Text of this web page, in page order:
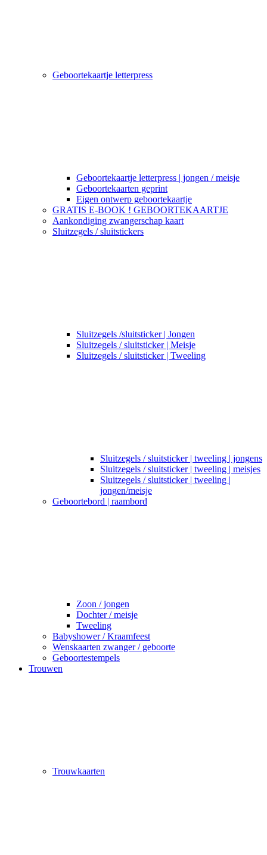
Geboortekaartje letterpress
Geboortekaartje letterpress | jongen / meisje
Geboortekaarten geprint
Eigen ontwerp geboortekaartje
GRATIS E-BOOK ! GEBOORTEKAARTJE
Aankondiging zwangerschap kaart
Sluitzegels / sluitstickers
Sluitzegels /sluitsticker | Jongen
Sluitzegels / sluitsticker | Meisje
Sluitzegels / sluitsticker | Tweeling
Sluitzegels / sluitsticker | tweeling | jongens
Sluitzegels / sluitsticker | tweeling | meisjes
Sluitzegels / sluitsticker | tweeling |
jongen/meisje
Geboortebord | raambord
Zoon / jongen
Dochter / meisje
Tweeling
Babyshower / Kraamfeest
Wenskaarten zwanger / geboorte
Geboortestempels
Trouwen
Trouwkaarten